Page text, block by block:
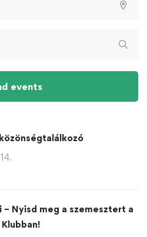
events
– Nyisd meg a szemesztert a